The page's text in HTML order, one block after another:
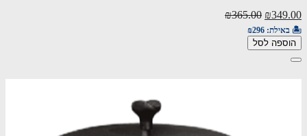
₪349.00
₪365.00
🏝️ באילת: ₪296
הוספה לסל